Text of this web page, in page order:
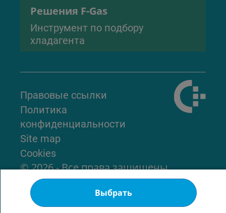
Выбрать
Решения F-Gas
Инструмент по подбору
хладагента
Правовые ссылки
Политика
конфиденциальности
Site map
Cookies
© 2026 - Все права защищены
В начало